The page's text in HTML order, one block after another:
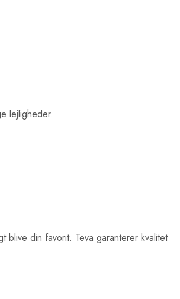
lejligheder.
din favorit. Teva garanterer kvalitet